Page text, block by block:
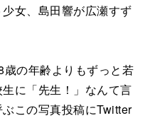
女、島田響が広瀬すず
の年齢よりもずっと若
に「先生！」なんて言
この写真投稿にTwitter